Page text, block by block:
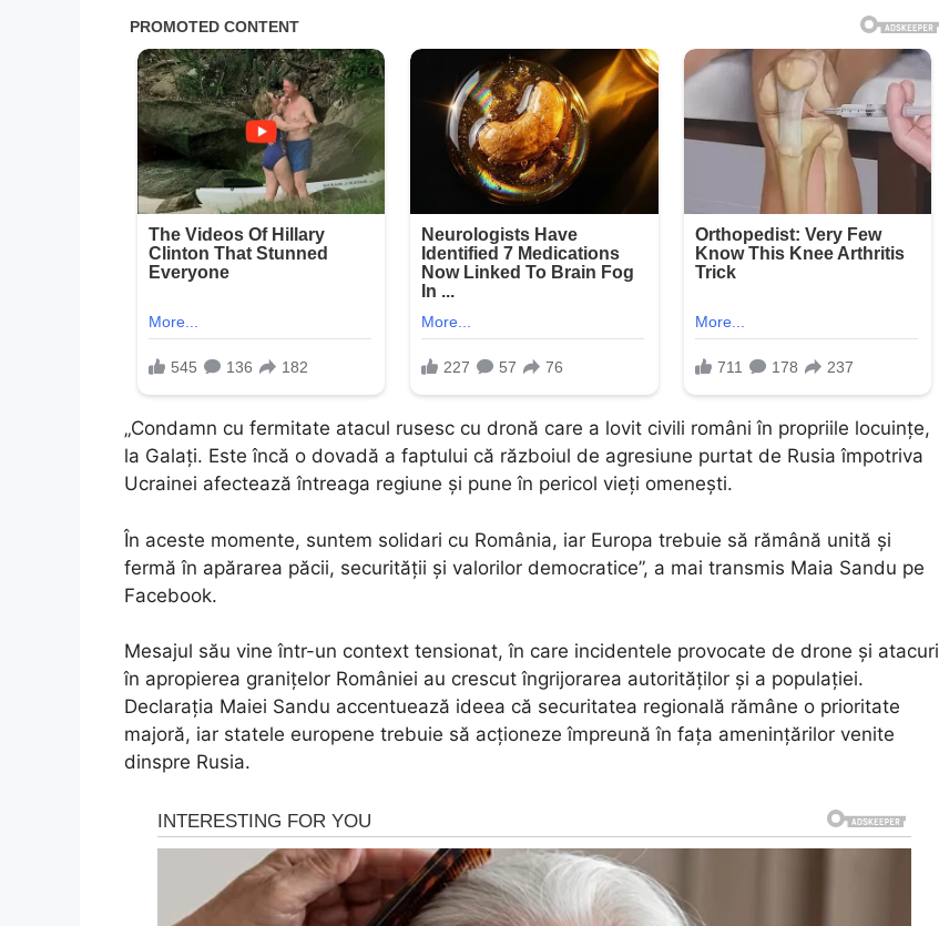
„Condamn cu fermitate atacul rusesc cu dronă care a lovit civili români în propriile locuințe,
la Galați. Este încă o dovadă a faptului că războiul de agresiune purtat de Rusia împotriva
Ucrainei afectează întreaga regiune și pune în pericol vieți omenești.
În aceste momente, suntem solidari cu România, iar Europa trebuie să rămână unită și
fermă în apărarea păcii, securității și valorilor democratice”, a mai transmis Maia Sandu pe
Facebook.
Mesajul său vine într-un context tensionat, în care incidentele provocate de drone și atacuri
în apropierea granițelor României au crescut îngrijorarea autorităților și a populației.
Declarația Maiei Sandu accentuează ideea că securitatea regională rămâne o prioritate
majoră, iar statele europene trebuie să acționeze împreună în fața amenințărilor venite
dinspre Rusia.